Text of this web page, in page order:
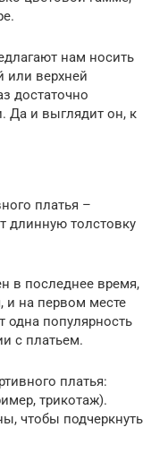
нам носить
или верхней
достаточно
Да и выглядит он, к
платья –
длинную толстовку
в последнее время,
и на первом месте
одна популярность
с платьем.
платья:
трикотаж).
чтобы подчеркнуть